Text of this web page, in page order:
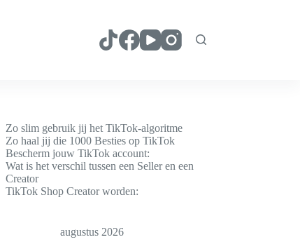
Zo slim gebruik jij het TikTok-algoritme
Zo haal jij die 1000 Besties op TikTok
Bescherm jouw TikTok account:
Wat is het verschil tussen een Seller en een
Creator
TikTok Shop Creator worden:
augustus 2026